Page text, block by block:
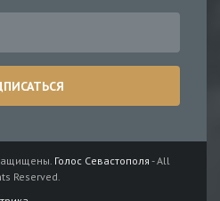
Голос Севастополя - All
Reserved.